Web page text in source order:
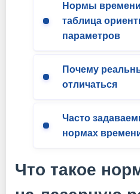
Нормы времени
таблица
параметров
Почему
отличаться
Часто
нормах
Что такое